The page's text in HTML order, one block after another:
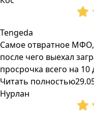
Tengeda
Самое отвратное МФО,
после чего выехал
просрочка всего на
Читать полностью
Нурлан